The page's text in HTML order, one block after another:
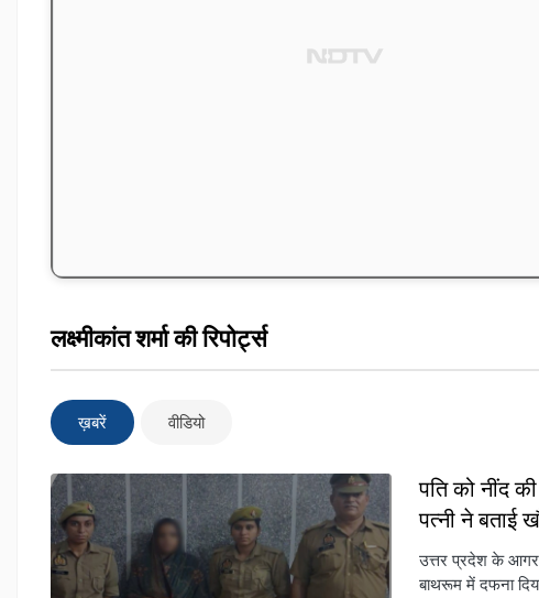
लक्ष्मीकांत शर्मा की रिपोर्ट्स
ख़बरें वीडियो
पति को नींद
पत्नी ने बताई
उत्तर प्रदेश के आगरा
बाथरूम में दफना